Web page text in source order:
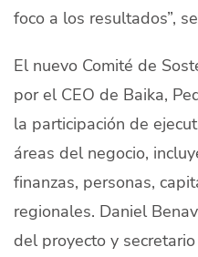
foco a los resultados”,
El nuevo Comité de
por el CEO de Baika,
la participación de
áreas del negocio,
finanzas, personas,
regionales. Daniel
del proyecto y